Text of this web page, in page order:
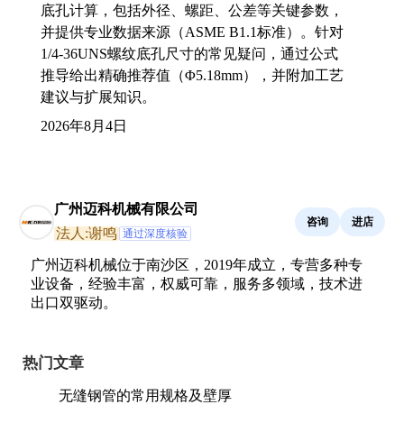
底孔计算，包括外径、螺距、公差等关键参数，
并提供专业数据来源（ASME B1.1标准）。针对
1/4-36UNS螺纹底孔尺寸的常见疑问，通过公式
推导给出精确推荐值（Φ5.18mm），并附加工艺
建议与扩展知识。
2026年8月4日
广州迈科机械有限公司
法人:谢鸣 通过深度核验
咨询 进店
广州迈科机械位于南沙区，2019年成立，专营多种专
业设备，经验丰富，权威可靠，服务多领域，技术进
出口双驱动。
热门文章
无缝钢管的常用规格及壁厚